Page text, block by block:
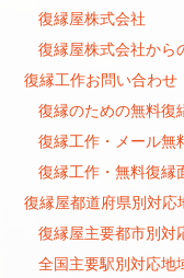
復縁屋株式会社
復縁屋株式会社から
復縁工作お問い合わせ
復縁のための無料復
復縁工作・メール無
復縁工作・無料復縁
復縁屋都道府県別対応
復縁屋主要都市別対
全国主要駅別対応地